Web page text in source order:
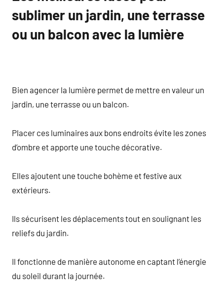
sublimer un jardin, une terrasse
ou un balcon avec la lumière
Bien agencer la lumière permet de mettre en valeur un
jardin, une terrasse ou un balcon.
Placer ces luminaires aux bons endroits évite les zones
d’ombre et apporte une touche décorative.
Elles ajoutent une touche bohème et festive aux
extérieurs.
Ils sécurisent les déplacements tout en soulignant les
reliefs du jardin.
Il fonctionne de manière autonome en captant l’énergie
du soleil durant la journée.